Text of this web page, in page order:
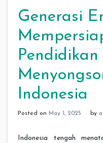
Generasi
Indonesia
Posted on May 1, 2025 by
Indonesia tengah